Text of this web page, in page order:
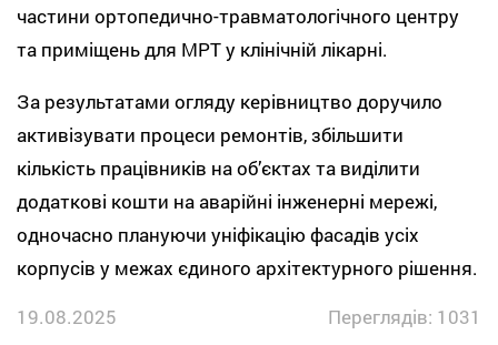
частини ортопедично-травматологічного центру
та приміщень для МРТ у клінічній лікарні.
За результатами огляду керівництво доручило
активізувати процеси ремонтів, збільшити
кількість працівників на об’єктах та виділити
додаткові кошти на аварійні інженерні мережі,
одночасно плануючи уніфікацію фасадів усіх
корпусів у межах єдиного архітектурного рішення.
19.08.2025
Переглядів: 1031